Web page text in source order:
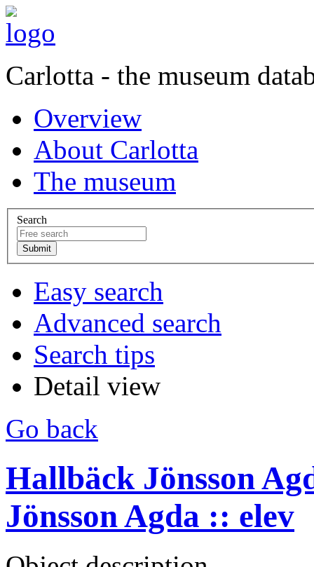
Carlotta - the museum
Overview
About Carlotta
The museum
Search
Easy search
Advanced search
Search tips
Detail view
Go back
Hallbäck Jönsson
Jönsson Agda :: elev